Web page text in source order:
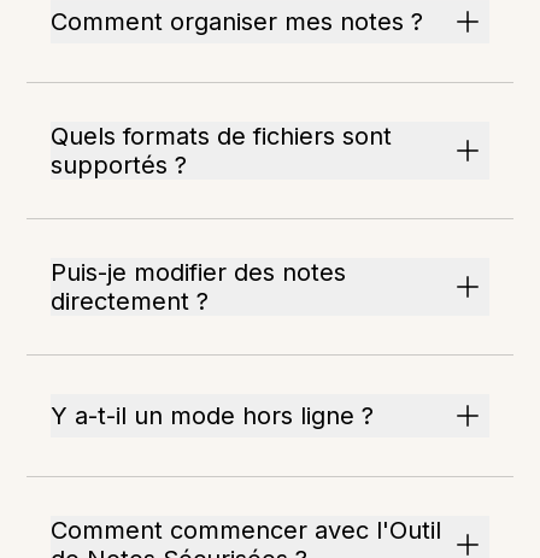
Comment organiser mes notes ?
Quels formats de fichiers sont
supportés ?
Puis-je modifier des notes
directement ?
Y a-t-il un mode hors ligne ?
Comment commencer avec l'Outil